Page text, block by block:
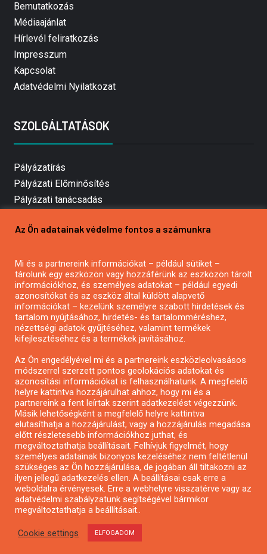
Bemutatkozás
Médiaajánlat
Hírlevél feliratkozás
Impresszum
Kapcsolat
Adatvédelmi Nyilatkozat
SZOLGÁLTATÁSOK
Pályázatírás
Pályázati Előminősítés
Pályázati tanácsadás
Mezőgazdasági pályázatírás
Pályázatírás civil szervezeteknek
Pályázatírás önkormányzatoknak
Pályázatfigyelés
Specifikus pályázatfigyelés vagy hírlevél
Pályázatok magánszemélyeknek
Pályázatok civil szervezeteknek
Pályázatok vállalkozásoknak
Önkormányzati pályázatok
Mezőgazdasági pályázatok
Falusi turizmus pályázatok
Napelem pályázatok
GINOP pályázatok
Copyright © All rights reserved.
Az Ön adatainak védelme fontos a számunkra
Mi és a partnereink információkat – például sütiket –
tárolunk egy eszközön vagy hozzáférünk az eszközön tárolt
információkhoz, és személyes adatokat – például egyedi
azonosítókat és az eszköz által küldött alapvető
információkat – kezelünk személyre szabott hirdetések és
tartalom nyújtásához, hirdetés- és tartalomméréshez,
nézettségi adatok gyűjtéséhez, valamint termékek
kifejlesztéséhez és a termékek javításához.
Az Ön engedélyével mi és a partnereink eszközleolvasásos
módszerrel szerzett pontos geolokációs adatokat és
azonosítási információkat is felhasználhatunk. A megfelelő
helyre kattintva hozzájárulhat ahhoz, hogy mi és a
partnereink a fent leírtak szerint adatkezelést végezzünk.
Másik lehetőségként a megfelelő helyre kattintva
elutasíthatja a hozzájárulást, vagy a hozzájárulás megadása
előtt részletesebb információkhoz juthat, és
megváltoztathatja beállításait. Felhívjuk figyelmét, hogy
személyes adatainak bizonyos kezeléséhez nem feltétlenül
szükséges az Ön hozzájárulása, de jogában áll tiltakozni az
ilyen jellegű adatkezelés ellen. A beállításai csak erre a
weboldalra érvényesek. Erre a webhelyre visszatérve vagy az
adatvédelmi szabályzatunk segítségével bármikor
megváltoztathatja a beállításait..
Cookie settings ELFOGADOM